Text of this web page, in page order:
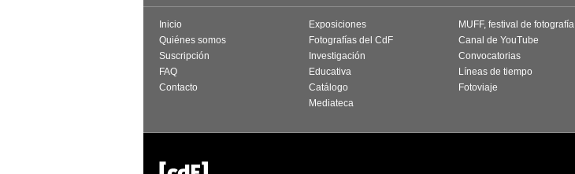
Inicio
Quiénes somos
Suscripción
FAQ
Contacto
Exposiciones
Fotografías del CdF
Investigación
Educativa
Catálogo
Mediateca
MUFF, festival de fotografía
Canal de YouTube
Convocatorias
Líneas de tiempo
Fotoviaje